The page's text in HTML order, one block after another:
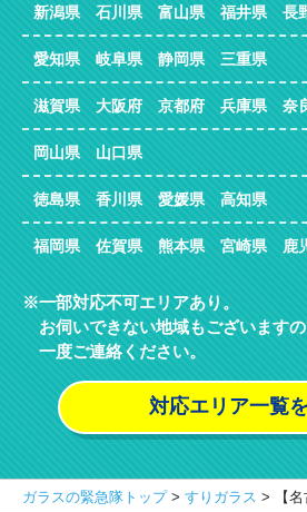
新潟県 石川県 富山県 福井県 長
愛知県 岐阜県 静岡県 三重県
滋賀県 大阪府 京都府 兵庫県 奈
岡山県 山口県
徳島県 香川県 愛媛県 高知県
福岡県 佐賀県 熊本県 宮崎県 鹿
一部対応不可エリアあり。
お伺いできない地域もございますの
一度ご連絡ください。
対応エリア一覧
ガラスの緊急隊トップ> すりガラス > 【